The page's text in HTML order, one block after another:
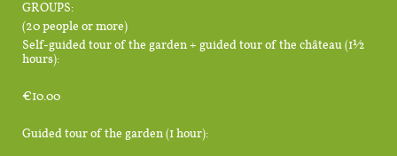
GROUPS:
(20 people or more)
Self-guided tour of the garden + guided tour of the château (1½
hours):
€10.00
Guided tour of the garden (1 hour):